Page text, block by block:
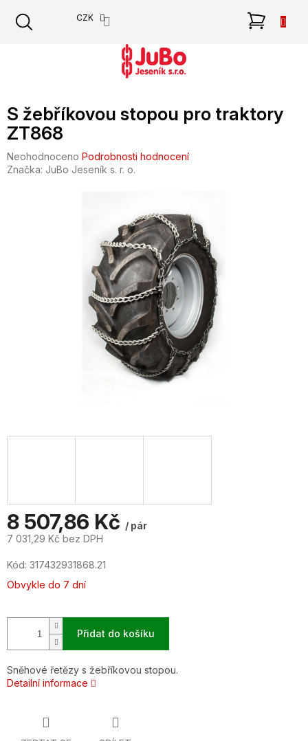
obsah
CZK
S žebříkovou stopou pro traktory
ZT868
Průměrné
hodnocení
Neohodnoceno Podrobnosti hodnocení
Značka: JuBo Jeseník s. r. o.
8 507,86 Kč / pár
7 031,29 Kč bez DPH
cena:
Kód: 317432931868.21
Obvykle do 7 dní
Přidat do košíku
Sněhové řetězy s žebříkovou stopou.
Detailní informace